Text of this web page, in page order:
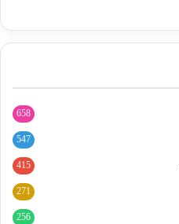
658
547
415
271
256